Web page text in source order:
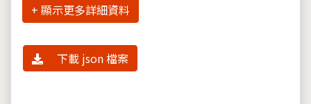
詳細資料
下載 json 檔案